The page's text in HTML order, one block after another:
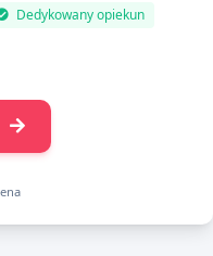
Dedykowany opiekun